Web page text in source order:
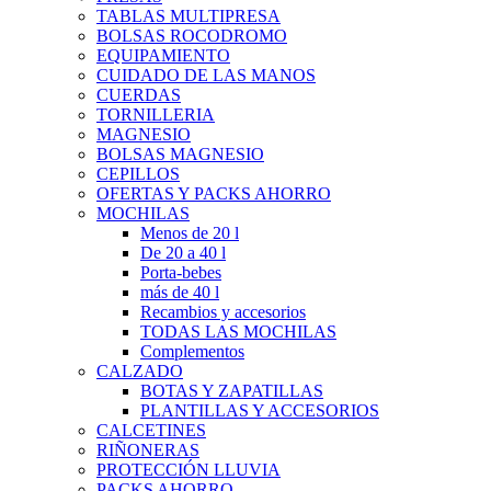
TABLAS MULTIPRESA
BOLSAS ROCODROMO
EQUIPAMIENTO
CUIDADO DE LAS MANOS
CUERDAS
TORNILLERIA
MAGNESIO
BOLSAS MAGNESIO
CEPILLOS
OFERTAS Y PACKS AHORRO
MOCHILAS
Menos de 20 l
De 20 a 40 l
Porta-bebes
más de 40 l
Recambios y accesorios
TODAS LAS MOCHILAS
Complementos
CALZADO
BOTAS Y ZAPATILLAS
PLANTILLAS Y ACCESORIOS
CALCETINES
RIÑONERAS
PROTECCIÓN LLUVIA